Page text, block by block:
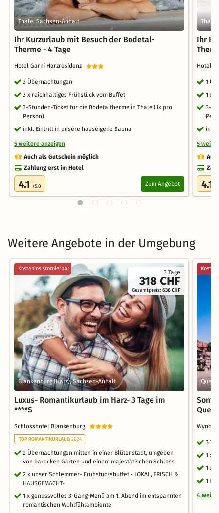
Thale, Sachsen-Anhalt
Ihr Kurzurlaub mit Besuch der Bodetal-
Therme - 4 Tage
Hotel Garni Harzresidenz
3 Übernachtungen
3 x reichhaltiges Frühstück vom Buffet
3-Stunden-Ticket für die Bodetaltherme in Thale (1x pro
Person)
inkl. Eintritt in unsere hauseigene Sauna
5 weitere anzeigen
Auch als Gutschein möglich
Zahlung erst im Hotel
4.1 /5.0 Zum Angebot
Ihr
Hotel
1
1 x
3-
inkl.
5
4.1
Weitere Angebote in der Umgebung
3 Tage
318 CHF
Gesamtpreis:636 CHF
Kostenlos stornierbar
Blankenburg (Harz), Sachsen-Anhalt
Luxus- Romantikurlaub im Harz- 3 Tage im
****S
Schlosshotel Blankenburg
TOP ROMANTIKURLAUB 2024
2 Übernachtungen mitten in einer Blütenstadt, umgeben
von barocken Gärten und einem majestätischen Schloss
2 x unser Schlemmer- Frühstücksbuffet - LOKAL, FRISCH &
HAUSGEMACHT-
1 x genussvolles 3-Gang-Menü am 1. Abend im entspannten
romantischen Wohlfühlambiente
3
1 x
1 x
1 x
4